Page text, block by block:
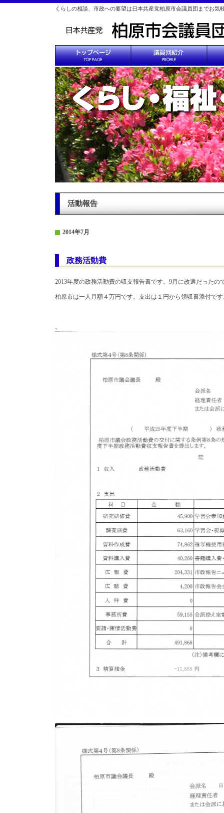
くらしの相談、市政への要望は日本共産党柏原市会議員団までお気
活動報告
2014年7月
政務活動費
2013年度の政務活動費の収支報告書です。9月に改選だったの
柏原市は一人月額４万円です。支出は１円から領収書添付で
。